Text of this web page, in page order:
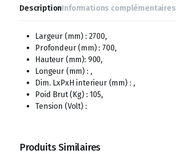
DescriptionInformations complémentaires
Largeur (mm) : 2700,
Profondeur (mm) : 700,
Hauteur (mm): 900,
Longeur (mm) : ,
Dim. LxPxH interieur (mm) : ,
Poid Brut (Kg) : 105,
Tension (Volt) :
Produits Similaires